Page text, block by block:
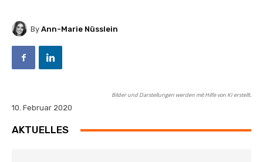
By Ann-Marie Nüsslein
Bilder und Darstellungen werden mit Hilfe von KI erstellt.
10. Februar 2020
AKTUELLES